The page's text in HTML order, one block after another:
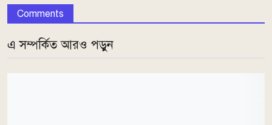
Comments
এ সম্পর্কিত আরও পড়ুন